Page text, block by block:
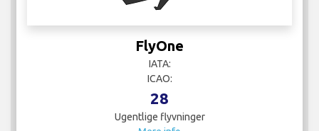
FlyOne
IATA:
ICAO:
28
Ugentlige flyvninger